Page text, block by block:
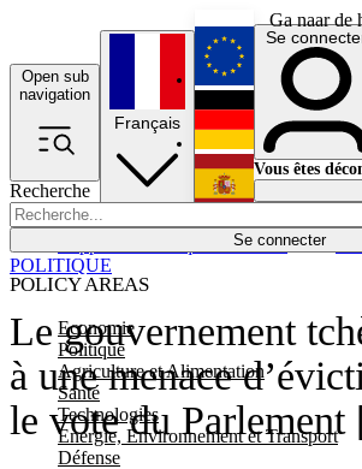
Ga naar de
Open sub
navigation
Recherche
Se connecter
POLICY AREAS
Economie
Politique
Agriculture et Alimentation
Santé
Technologies
Energie, Environnement et Transport
Défense
Économie
Français
English
Deutsch
Español
Se
Vous êtes
Le gouvernement
à une menace
le vote du Parlement
POLITIQUE